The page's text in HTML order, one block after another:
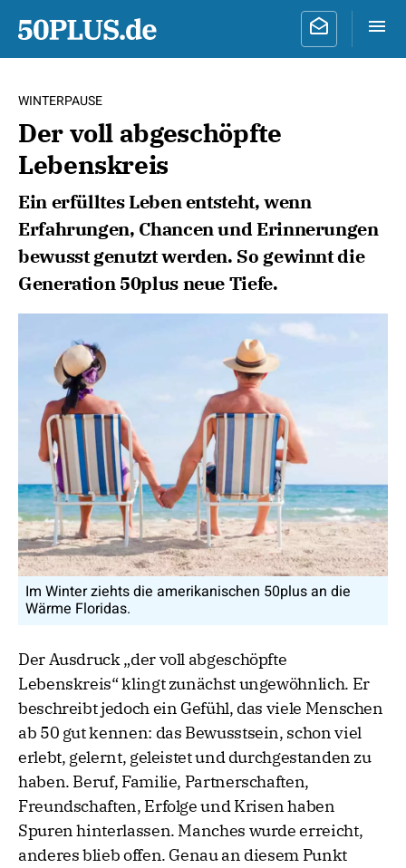
WINTERPAUSE
Der voll abgeschöpfte
Lebenskreis
Ein erfülltes Leben entsteht, wenn
Erfahrungen, Chancen und Erinnerungen
bewusst genutzt werden. So gewinnt die
Generation 50plus neue Tiefe.
Im Winter ziehts die amerikanischen 50plus an die
Wärme Floridas.
Der Ausdruck „der voll abgeschöpfte
Lebenskreis“ klingt zunächst ungewöhnlich. Er
beschreibt jedoch ein Gefühl, das viele Menschen
ab 50 gut kennen: das Bewusstsein, schon viel
erlebt, gelernt, geleistet und durchgestanden zu
haben. Beruf, Familie, Partnerschaften,
Freundschaften, Erfolge und Krisen haben
Spuren hinterlassen. Manches wurde erreicht,
anderes blieb offen. Genau an diesem Punkt